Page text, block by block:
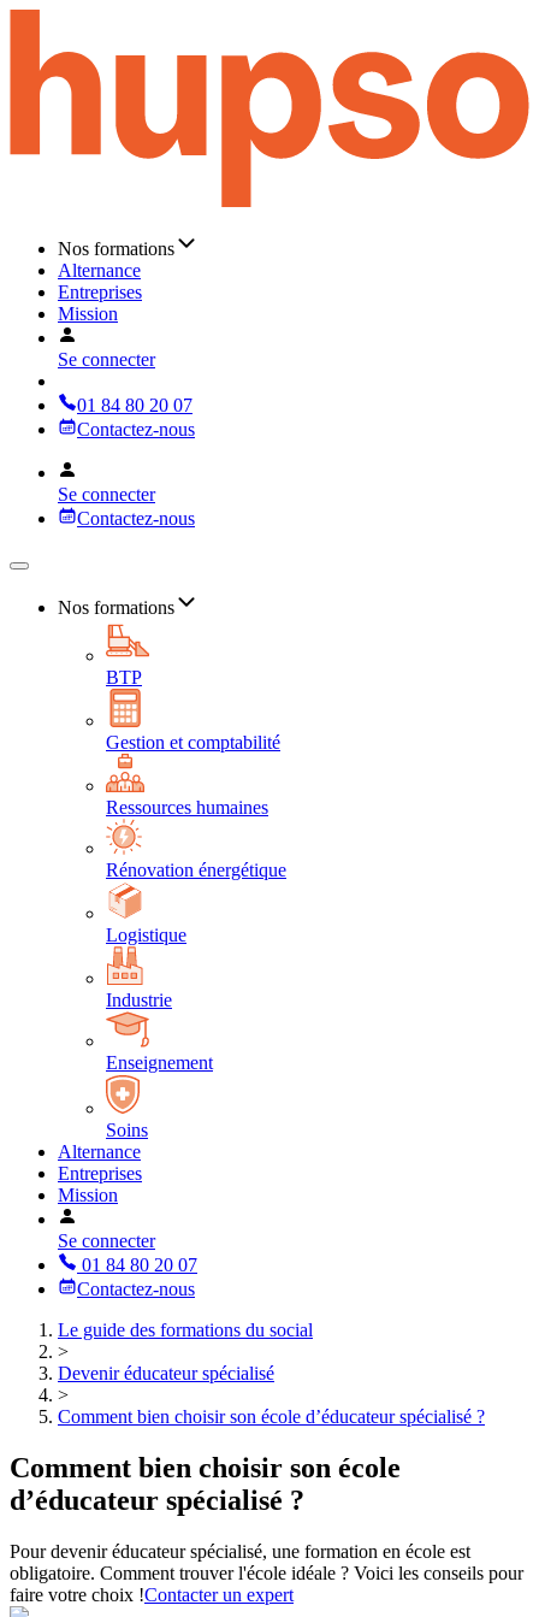
Nos formations
Alternance
Entreprises
Mission
Se connecter
01 84 80 20 07
Contactez-nous
Se connecter
Contactez-nous
Nos formations
BTP
Gestion et comptabilité
Ressources humaines
Rénovation énergétique
Logistique
Industrie
Enseignement
Soins
Alternance
Entreprises
Mission
Se connecter
01 84 80 20 07
Contactez-nous
Le guide des formations du social
>
Devenir éducateur spécialisé
>
Comment bien choisir son école d’éducateur spécialisé ?
Comment bien choisir son école
d’éducateur spécialisé ?
Pour devenir éducateur spécialisé, une formation en école est
obligatoire. Comment trouver l'école idéale ? Voici les conseils pour
faire votre choix !Contacter un expert